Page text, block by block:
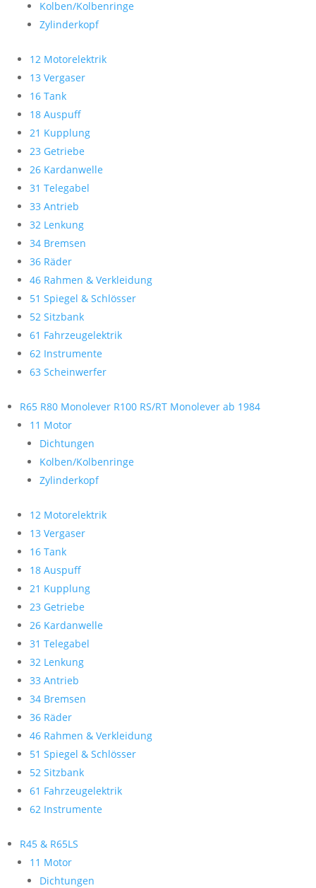
Kolben/Kolbenringe
Zylinderkopf
12 Motorelektrik
13 Vergaser
16 Tank
18 Auspuff
21 Kupplung
23 Getriebe
26 Kardanwelle
31 Telegabel
33 Antrieb
32 Lenkung
34 Bremsen
36 Räder
46 Rahmen & Verkleidung
51 Spiegel & Schlösser
52 Sitzbank
61 Fahrzeugelektrik
62 Instrumente
63 Scheinwerfer
R65 R80 Monolever R100 RS/RT Monolever ab 1984
11 Motor
Dichtungen
Kolben/Kolbenringe
Zylinderkopf
12 Motorelektrik
13 Vergaser
16 Tank
18 Auspuff
21 Kupplung
23 Getriebe
26 Kardanwelle
31 Telegabel
32 Lenkung
33 Antrieb
34 Bremsen
36 Räder
46 Rahmen & Verkleidung
51 Spiegel & Schlösser
52 Sitzbank
61 Fahrzeugelektrik
62 Instrumente
R45 & R65LS
11 Motor
Dichtungen